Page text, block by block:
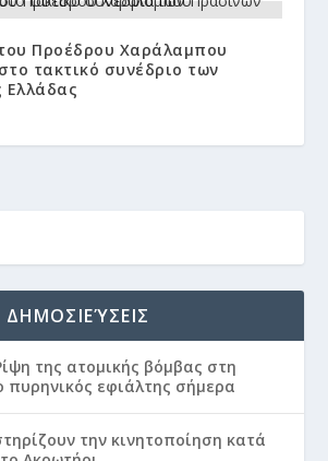
Προέδρου Χαράλαμπου
τακτικό συνέδριο των
Ελλάδας
ΔΗΜΟΣΙΕΎΣΕΙΣ
της ατομικής βόμβας στη
πυρηνικός εφιάλτης σήμερα
την κινητοποίηση κατά